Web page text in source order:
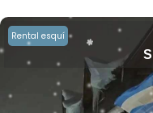
Rental esquí